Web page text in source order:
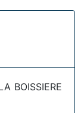
BOISSIERE